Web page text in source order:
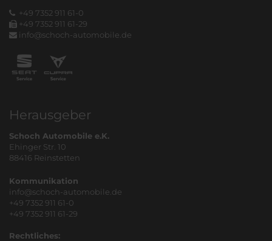
+49 7352 911 61-0
+49 7352 911 61-29
info@schoch-automobile.de
Herausgeber
Schoch Automobile e.K.
Ehinger Str. 10
88416 Reinstetten
Kommunikation
info@schoch-automobile.de
+49 7352 911 61-0
+49 7352 911 61-29
Rechtliches: